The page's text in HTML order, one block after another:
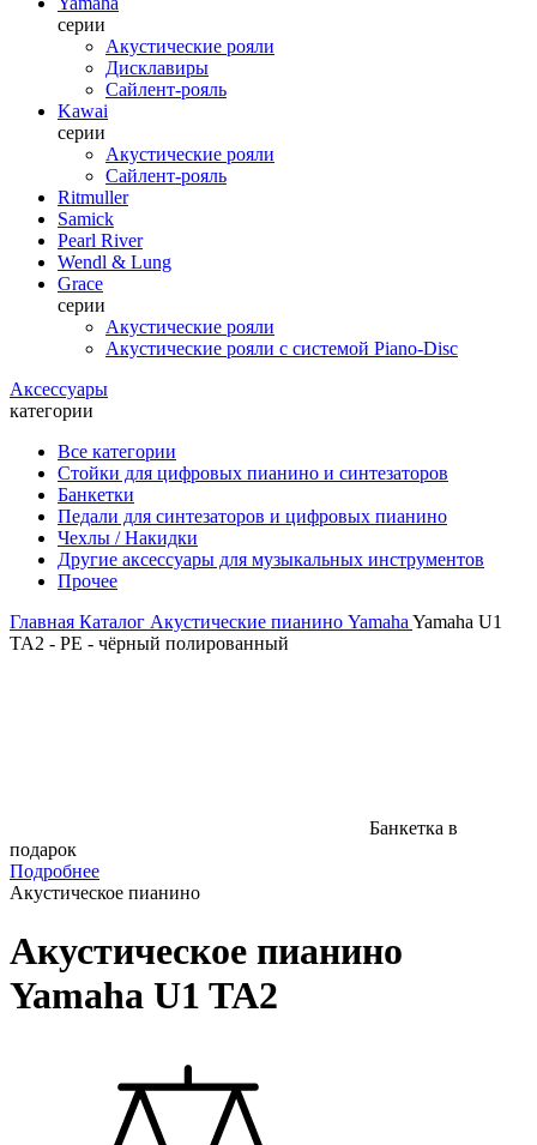
серии
Акустические рояли
Дисклавиры
Сайлент-рояль
Kawai
серии
Акустические рояли
Сайлент-рояль
Ritmuller
Samick
Pearl River
Wendl & Lung
Grace
серии
Акустические рояли
Акустические рояли с системой Piano-Disc
Аксессуары
категории
Все категории
Стойки для цифровых пианино и синтезаторов
Банкетки
Педали для синтезаторов и цифровых пианино
Чехлы / Накидки
Другие аксессуары для музыкальных инструментов
Прочее
Главная Каталог Акустические пианино Yamaha Yamaha U1
TA2 - PE - чёрный полированный
Банкетка в
подарок
Подробнее
Акустическое пианино
Акустическое пианино
Yamaha U1 TA2